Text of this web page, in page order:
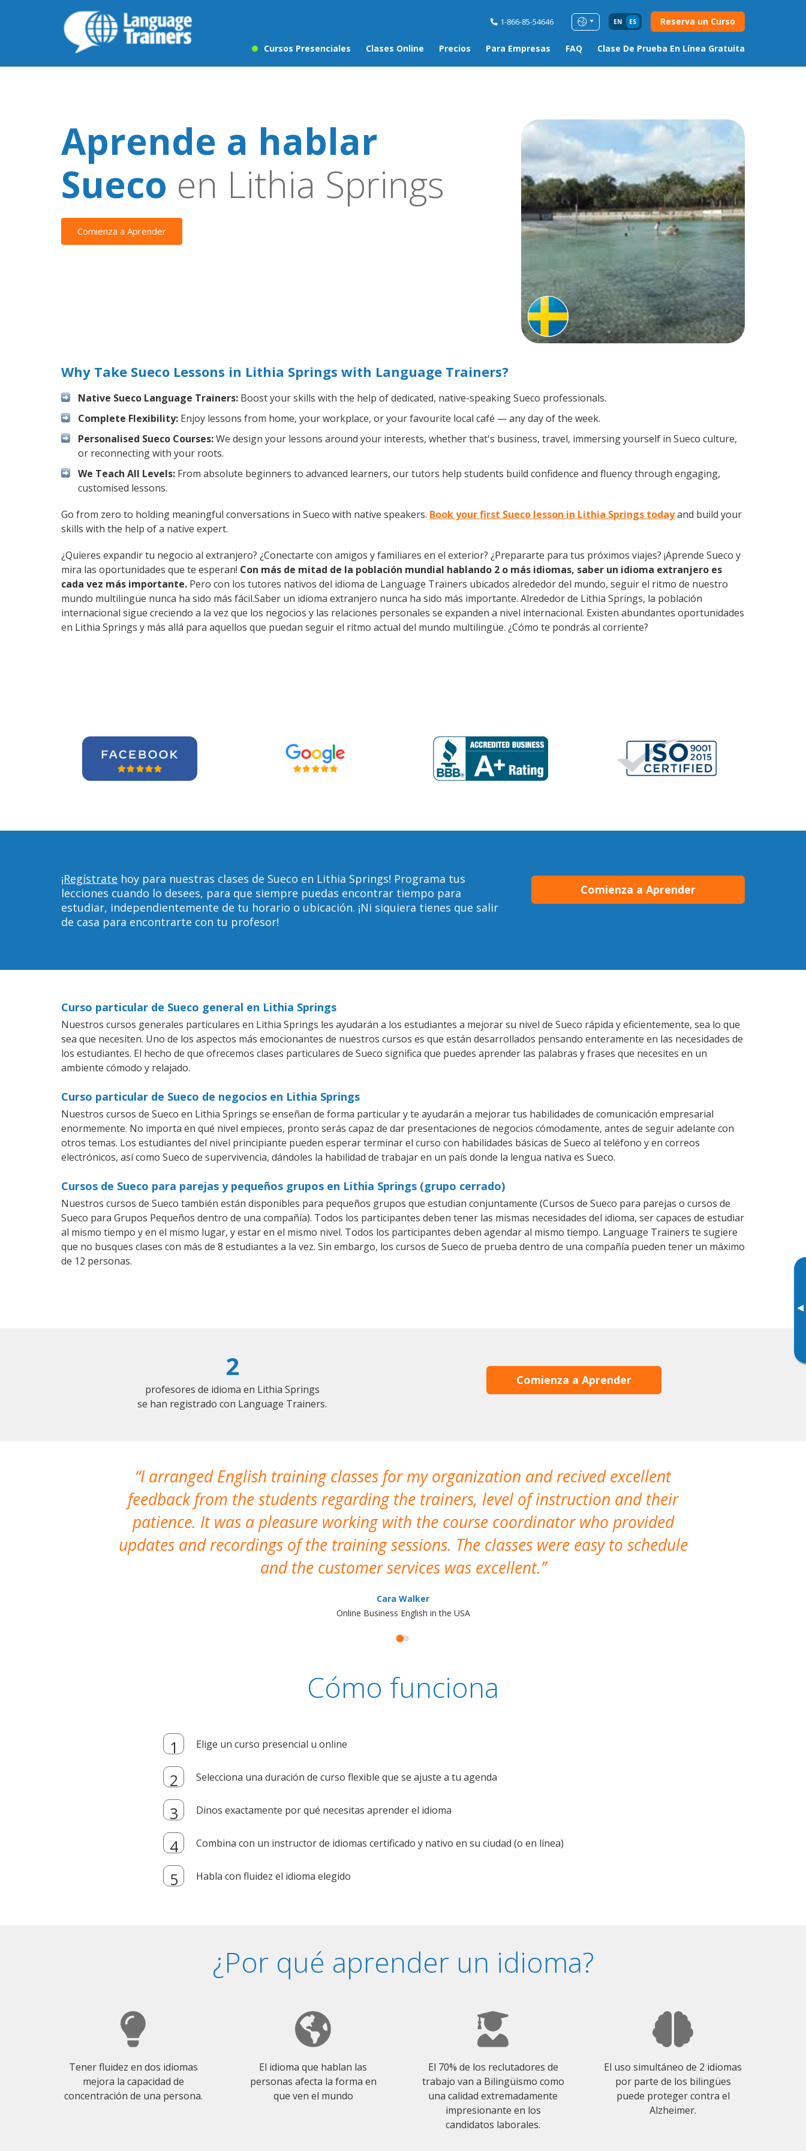
1-866-85-54646 EN ES Reserva un Curso
Cursos Presenciales Clases Online Precios Para Empresas FAQ Clase De Prueba En Línea Gratuita
▸
Aprende a hablar
Sueco en Lithia Springs
Comienza a Aprender
Why Take Sueco Lessons in Lithia Springs with Language Trainers?
Native Sueco Language Trainers: Boost your skills with the help of dedicated, native-speaking Sueco professionals.
Complete Flexibility: Enjoy lessons from home, your workplace, or your favourite local café — any day of the week.
Personalised Sueco Courses:We design your lessons around your interests, whether that's business, travel, immersing yourself in Sueco culture,
or reconnecting with your roots.
We Teach All Levels: From absolute beginners to advanced learners, our tutors help students build confidence and fluency through engaging,
customised lessons.
Go from zero to holding meaningful conversations in Sueco with native speakers. Book your first Sueco lesson in Lithia Springs todayand build your
skills with the help of a native expert.
¿Quieres expandir tu negocio al extranjero? ¿Conectarte con amigos y familiares en el exterior? ¿Prepararte para tus próximos viajes? ¡Aprende Sueco y
mira las oportunidades que te esperan! Con más de mitad de la población mundial hablando 2 o más idiomas, saber un idioma extranjero es
cada vez más importante. Pero con los tutores nativos del idioma de Language Trainers ubicados alrededor del mundo, seguir el ritmo de nuestro
mundo multilingüe nunca ha sido más fácil.Saber un idioma extranjero nunca ha sido más importante. Alrededor de Lithia Springs, la población
internacional sigue creciendo a la vez que los negocios y las relaciones personales se expanden a nivel internacional. Existen abundantes oportunidades
en Lithia Springs y más allá para aquellos que puedan seguir el ritmo actual del mundo multilingüe. ¿Cómo te pondrás al corriente?
¡Regístrate hoy para nuestras clases de Sueco en Lithia Springs! Programa tus
lecciones cuando lo desees, para que siempre puedas encontrar tiempo para
estudiar, independientemente de tu horario o ubicación. ¡Ni siquiera tienes que salir
de casa para encontrarte con tu profesor!
Comienza a Aprender
Curso particular de Sueco general en Lithia Springs
Nuestros cursos generales particulares en Lithia Springs les ayudarán a los estudiantes a mejorar su nivel de Sueco rápida y eficientemente, sea lo que
sea que necesiten. Uno de los aspectos más emocionantes de nuestros cursos es que están desarrollados pensando enteramente en las necesidades de
los estudiantes. El hecho de que ofrecemos clases particulares de Sueco significa que puedes aprender las palabras y frases que necesites en un
ambiente cómodo y relajado.
Curso particular de Sueco de negocios en Lithia Springs
Nuestros cursos de Sueco en Lithia Springs se enseñan de forma particular y te ayudarán a mejorar tus habilidades de comunicación empresarial
enormemente. No importa en qué nivel empieces, pronto serás capaz de dar presentaciones de negocios cómodamente, antes de seguir adelante con
otros temas. Los estudiantes del nivel principiante pueden esperar terminar el curso con habilidades básicas de Sueco al teléfono y en correos
electrónicos, así como Sueco de supervivencia, dándoles la habilidad de trabajar en un país donde la lengua nativa es Sueco.
Cursos de Sueco para parejas y pequeños grupos en Lithia Springs (grupo cerrado)
Nuestros cursos de Sueco también están disponibles para pequeños grupos que estudian conjuntamente (Cursos de Sueco para parejas o cursos de
Sueco para Grupos Pequeños dentro de una compañía). Todos los participantes deben tener las mismas necesidades del idioma, ser capaces de estudiar
al mismo tiempo y en el mismo lugar, y estar en el mismo nivel. Todos los participantes deben agendar al mismo tiempo. Language Trainers te sugiere
que no busques clases con más de 8 estudiantes a la vez. Sin embargo, los cursos de Sueco de prueba dentro de una compañía pueden tener un máximo
de 12 personas.
2
profesores de idioma en Lithia Springs
se han registrado con Language Trainers.
Comienza a Aprender
I arranged English training classes for my organization and recived excellent
feedback from the students regarding the trainers, level of instruction and their
patience. It was a pleasure working with the course coordinator who provided
updates and recordings of the training sessions. The classes were easy to schedule
and the customer services was excellent.
Cara Walker
Online Business English in the USA
Cómo funciona
Elige un curso presencial u online
Selecciona una duración de curso flexible que se ajuste a tu agenda
Dinos exactamente por qué necesitas aprender el idioma
Combina con un instructor de idiomas certificado y nativo en su ciudad (o en línea)
Habla con fluidez el idioma elegido
¿Por qué aprender un idioma?
Tener fluidez en dos idiomas
mejora la capacidad de
concentración de una persona.
El idioma que hablan las
personas afecta la forma en
que ven el mundo
El 70% de los reclutadores de
trabajo van a Bilingüismo como
una calidad extremadamente
impresionante en los
candidatos laborales.
El uso simultáneo de 2 idiomas
por parte de los bilingües
puede proteger contra el
Alzheimer.